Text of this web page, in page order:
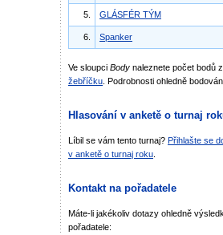
5. GLÁSFÉR TÝM
6. Spanker
Ve sloupci Body naleznete počet bodů
žebříčku . Podrobnosti ohledně
Hlasování v anketě o turnaj
Líbil se vám tento turnaj? Přihlašte se
v anketě o turnaj roku
Kontakt na pořadatele
Máte-li jakékoliv dotazy ohledně
pořadatele: